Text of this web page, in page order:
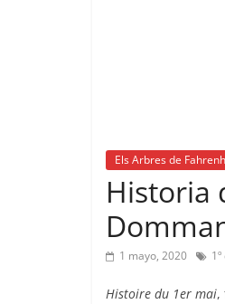
Els Arbres de
Historia
1 mayo, 2020
Histoire du 1er mai,